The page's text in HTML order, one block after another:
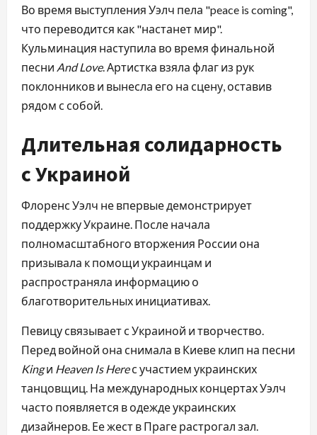
Во время выступления Уэлч пела "peace is coming",
что переводится как "настанет мир".
Кульминация наступила во время финальной
песни And Love. Артистка взяла флаг из рук
поклонников и вынесла его на сцену, оставив
рядом с собой.
Длительная солидарность
с Украиной
Флоренс Уэлч не впервые демонстрирует
поддержку Украине. После начала
полномасштабного вторжения России она
призывала к помощи украинцам и
распространяла информацию о
благотворительных инициативах.
Певицу связывает с Украиной и творчество.
Перед войной она снимала в Киеве клип на песни
Kingи Heaven Is Hereс участием украинских
танцовщиц. На международных концертах Уэлч
часто появляется в одежде украинских
дизайнеров. Ее жест в Праге растрогал зал.